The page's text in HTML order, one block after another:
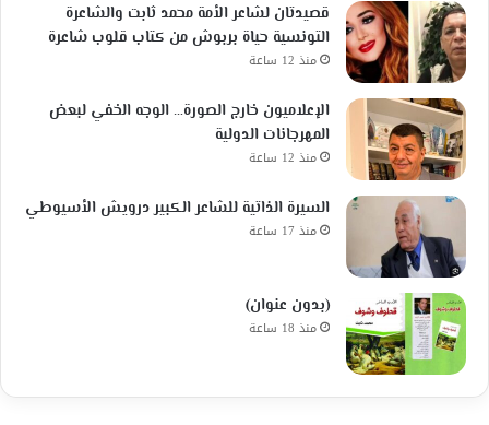
قصيدتان لشاعر الأمة محمد ثابت والشاعرة
التونسية حياة بربوش من كتاب قلوب شاعرة
منذ 12 ساعة
الإعلاميون خارج الصورة… الوجه الخفي لبعض
المهرجانات الدولية
منذ 12 ساعة
السيرة الذاتية للشاعر الكبير درويش الأسيوطي
منذ 17 ساعة
(بدون عنوان)
منذ 18 ساعة